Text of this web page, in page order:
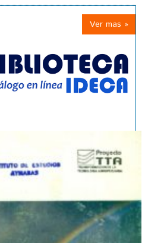
Ver mas »